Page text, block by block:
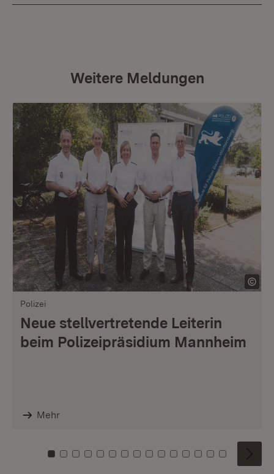
Weitere Meldungen
Polizei
Neue stellvertretende Leiterin
beim Polizeipräsidium Mannheim
Mehr
Zu Kachel: 0
Zu Kachel: 1
Zu Kachel: 2
Zu Kachel: 3
Zu Kachel: 4
Zu Kachel: 5
Zu Kachel: 6
Zu Kachel: 7
Zu Kachel: 8
Zu Kachel: 9
Zu Kachel: 10
Zu Kachel: 11
Zu Kachel: 12
Zu Kachel:
Zu